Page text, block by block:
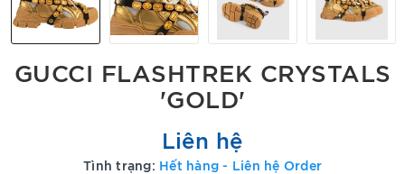
GUCCI FLASHTREK CRYSTALS
'GOLD'
Liên hệ
Tình trạng: Hết hàng - Liên hệ Order